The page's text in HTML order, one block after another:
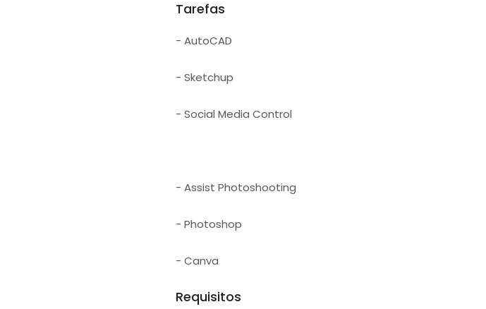
Tarefas
- AutoCAD
- Sketchup
- Social Media Control
- Assist Photoshooting
- Photoshop
- Canva
Requisitos